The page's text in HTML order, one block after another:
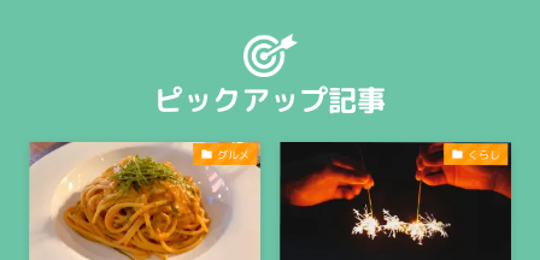
ピックアップ記事
グルメ くらし